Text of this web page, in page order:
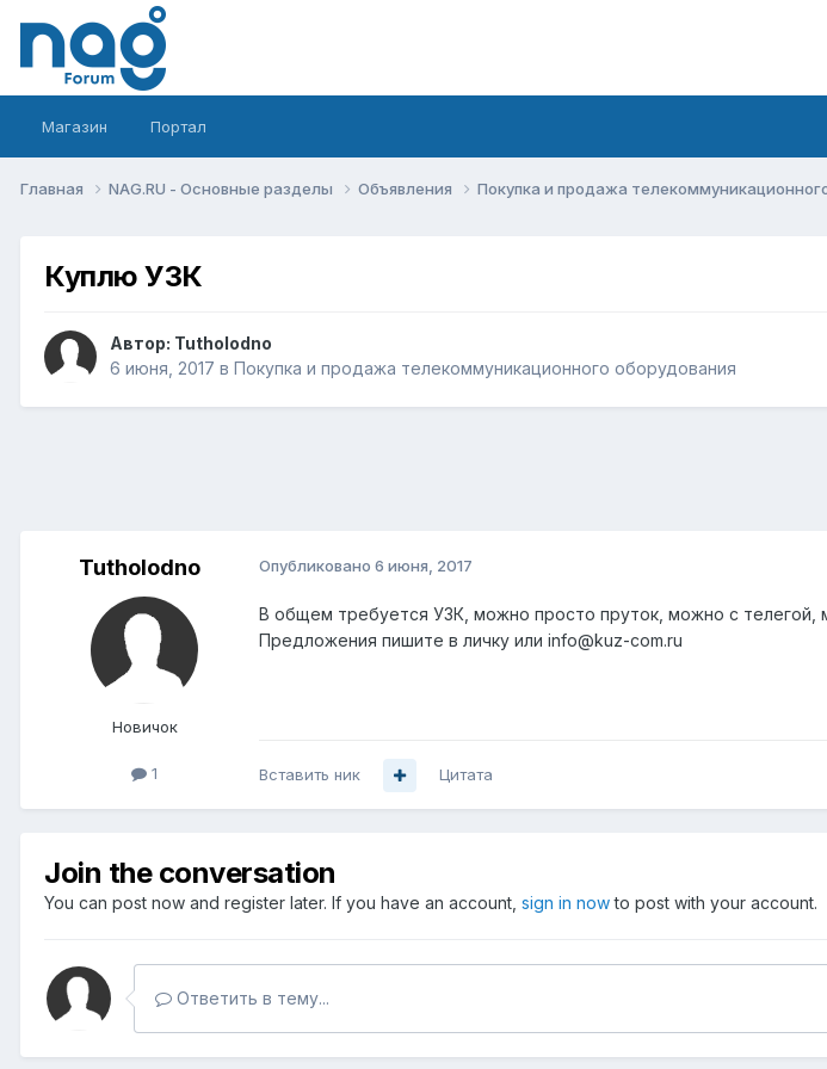
Магазин Портал
Главная NAG.RU - Основные разделы Объявления Покупка и продажа
Куплю УЗК
Автор: Tutholodno
6 июня, 2017 в Покупка и продажа телекоммуникационного оборудования
Tutholodno
Новичок
1
Опубликовано 6 июня, 2017
В общем требуется УЗК, можно просто пруток, можно с телегой,
Предложения пишите в личку или info@kuz-com.ru
Вставить ник Цитата
Join the conversation
You can post now and register later. If you have an account, sign in nowto post with your account.
Ответить в тему...